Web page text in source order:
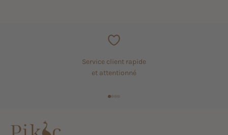
Service client rapide
et attentionné